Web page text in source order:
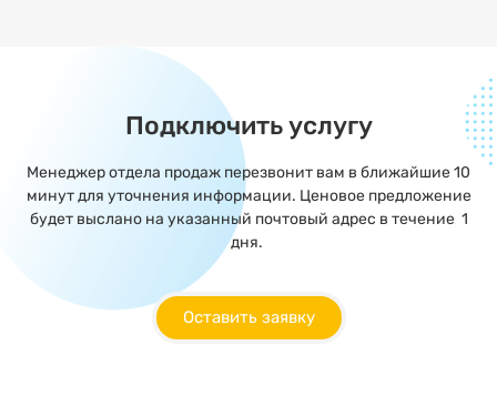
Подключить услугу
Менеджер отдела продаж перезвонит вам в ближайшие 10
минут для уточнения информации. Ценовое предложение
будет выслано на указанный почтовый адрес в течение 1
дня.
Оставить заявку